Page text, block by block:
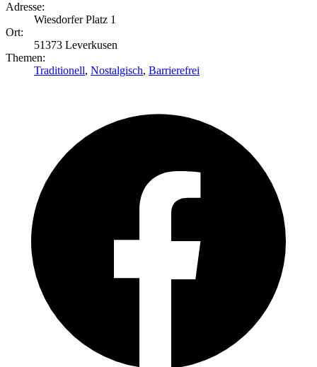
Adresse:
Wiesdorfer Platz 1
Ort:
51373 Leverkusen
Themen:
Traditionell, Nostalgisch, Barrierefrei